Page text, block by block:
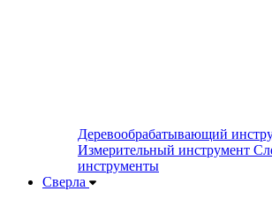
Деревообрабатывающий
Измерительный инструмент
инструменты
Сверла